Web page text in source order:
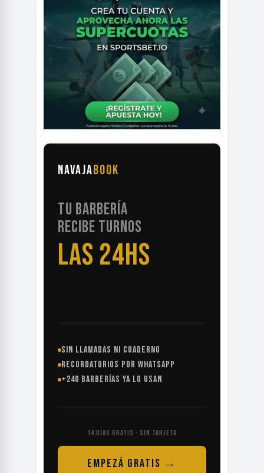
NAVAJABOOK
TU BARBERÍA
RECIBE TURNOS
LAS 24HS
SIN LLAMADAS NI CUADERNO
RECORDATORIOS POR WHATSAPP
+240 BARBERÍAS YA LO USAN
14 DÍAS GRATIS · SIN TARJETA
EMPEZÁ GRATIS →